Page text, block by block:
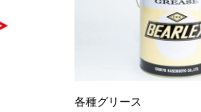
各種グリース